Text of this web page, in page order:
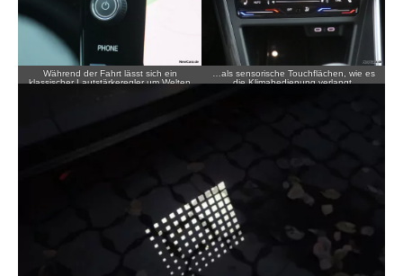
Während der Fahrt lässt sich ein
klassischer Lautstärkeregler um Welten
…als sensorische Touchflächen, wie es
die Klimabedienung verlangt.